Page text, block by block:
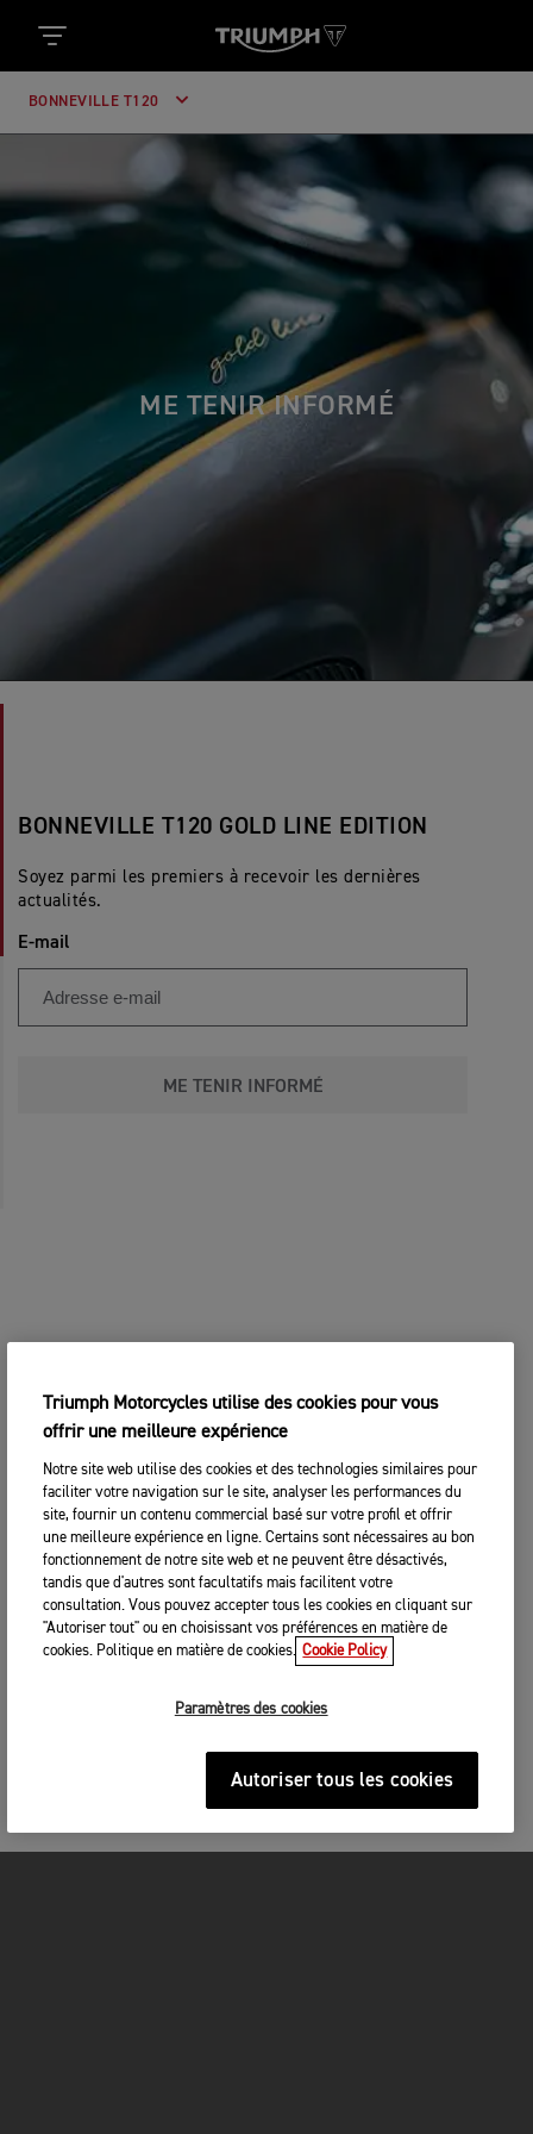
BONNEVILLE T120
ME TENIR INFORMÉ
BONNEVILLE T120 GOLD LINE EDITION
Soyez parmi les premiers à recevoir les dernières
actualités.
E-mail
ME TENIR INFORMÉ
Triumph Motorcycles utilise des cookies pour vous
offrir une meilleure expérience
Notre site web utilise des cookies et des technologies similaires pour
faciliter votre navigation sur le site, analyser les performances du
site, fournir un contenu commercial basé sur votre profil et offrir
une meilleure expérience en ligne. Certains sont nécessaires au bon
fonctionnement de notre site web et ne peuvent être désactivés,
tandis que d'autres sont facultatifs mais facilitent votre
consultation. Vous pouvez accepter tous les cookies en cliquant sur
"Autoriser tout" ou en choisissant vos préférences en matière de
cookies. Politique en matière de cookies. Cookie Policy
Paramètres des cookies
Autoriser tous les cookies